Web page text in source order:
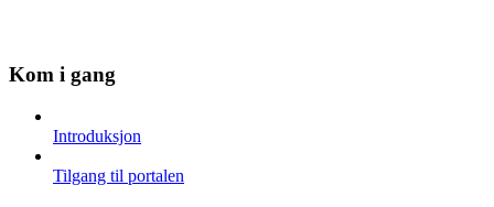
Kom i gang
Introduksjon
Tilgang til portalen